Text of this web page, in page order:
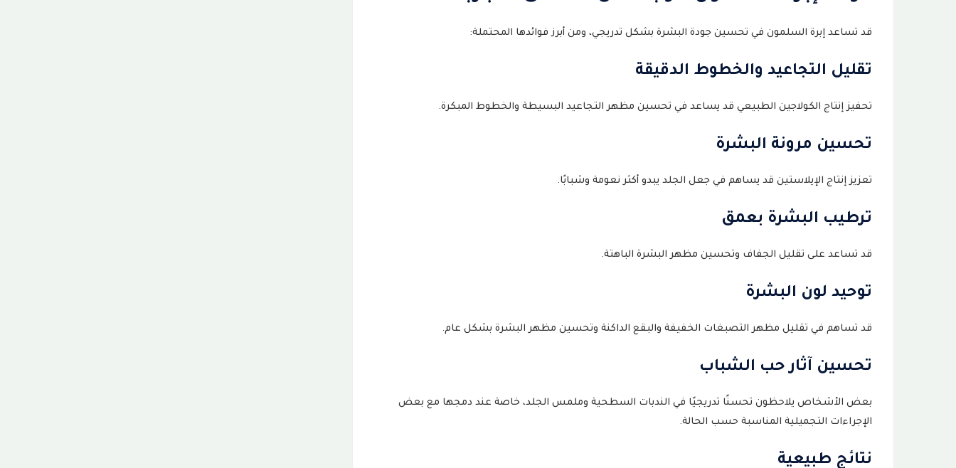
قد تساعد إبرة السلمون في تحسين جودة البشرة بشكل تدريجي، ومن أبرز فوائدها المحتملة:
تقليل التجاعيد والخطوط الدقيقة
تحفيز إنتاج الكولاجين الطبيعي قد يساعد في تحسين مظهر التجاعيد البسيطة والخطوط المبكرة.
تحسين مرونة البشرة
تعزيز إنتاج الإيلاستين قد يساهم في جعل الجلد يبدو أكثر نعومة وشبابًا.
ترطيب البشرة بعمق
قد تساعد على تقليل الجفاف وتحسين مظهر البشرة الباهتة.
توحيد لون البشرة
قد تساهم في تقليل مظهر التصبغات الخفيفة والبقع الداكنة وتحسين مظهر البشرة بشكل عام.
تحسين آثار حب الشباب
بعض الأشخاص يلاحظون تحسنًا تدريجيًا في الندبات السطحية وملمس الجلد، خاصة عند دمجها مع بعض
الإجراءات التجميلية المناسبة حسب الحالة.
نتائج طبيعية